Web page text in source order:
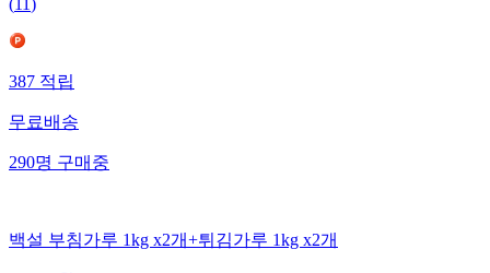
(11)
387 적립
무료배송
290명 구매중
백설 부침가루 1kg x2개+튀김가루 1kg x2개